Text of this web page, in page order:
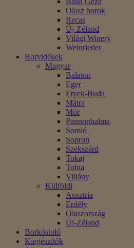
Olasz borok
Recas
Új-Zéland
Világi Winery
Weinrieder
Borvidékek
Magyar
Balaton
Eger
Etyek-Buda
Mátra
Mór
Pannonhalma
Somló
Sopron
Szekszárd
Tokaj
Tolna
Villány
Külföldi
Ausztria
Erdély
Olaszország
Új-Zéland
Borkóstoló
Kiegészítők